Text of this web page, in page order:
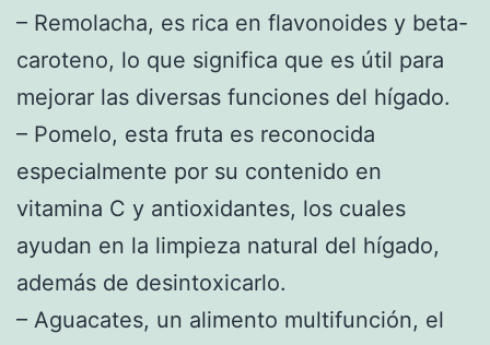
– Remolacha, es rica en flavonoides y beta-
caroteno, lo que significa que es útil para
mejorar las diversas funciones del hígado.
– Pomelo, esta fruta es reconocida
especialmente por su contenido en
vitamina C y antioxidantes, los cuales
ayudan en la limpieza natural del hígado,
además de desintoxicarlo.
– Aguacates, un alimento multifunción, el